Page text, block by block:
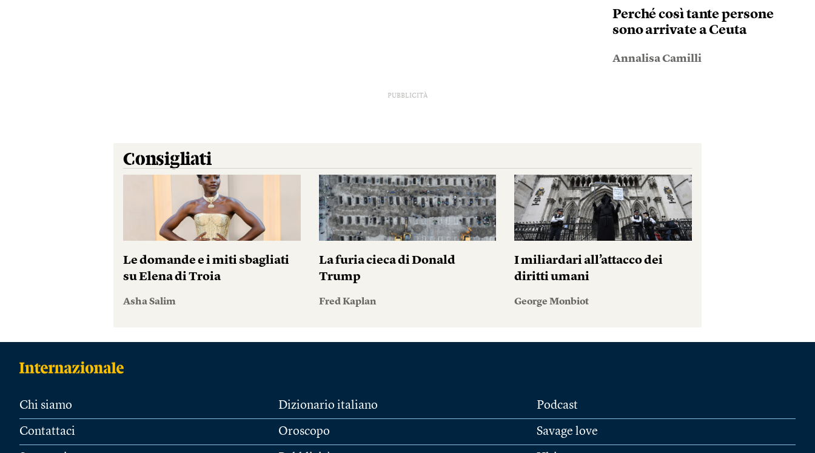
Perché così tante persone
sono arrivate a Ceuta
Annalisa Camilli
PUBBLICITÀ
Consigliati
Le domande e i miti sbagliati
su Elena di Troia
Asha Salim
La furia cieca di Donald
Trump
Fred Kaplan
I miliardari all’attacco dei
diritti umani
George Monbiot
Chi siamo
Contattaci
Dizionario italiano
Oroscopo
Podcast
Savage love